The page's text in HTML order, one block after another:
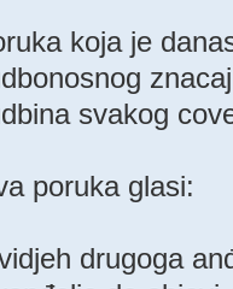
koja je
svakog
poruka glasi:
drugoga